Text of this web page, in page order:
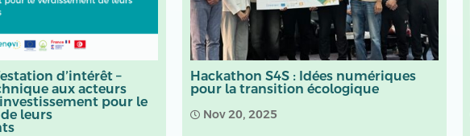
d’intérêt –
aux acteurs
pour le
leurs
Hackathon S4S : Idées numériques
pour la transition écologique
 Nov 20, 2025